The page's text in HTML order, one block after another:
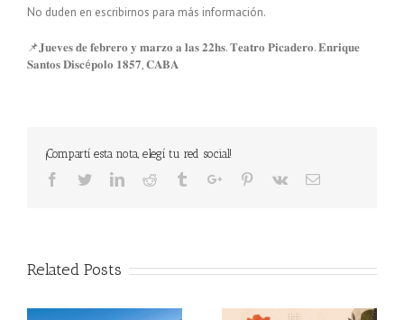
No duden en escribirnos para más información.
📌𝐉𝐮𝐞𝐯𝐞𝐬 𝐝𝐞 𝐟𝐞𝐛𝐫𝐞𝐫𝐨 𝐲 𝐦𝐚𝐫𝐳𝐨 𝐚 𝐥𝐚𝐬 𝟐𝟐𝐡𝐬. 𝐓𝐞𝐚𝐭𝐫𝐨 𝐏𝐢𝐜𝐚𝐝𝐞𝐫𝐨. 𝐄𝐧𝐫𝐢𝐪𝐮𝐞
𝐒𝐚𝐧𝐭𝐨𝐬 𝐃𝐢𝐬𝐜é𝐩𝐨𝐥𝐨 𝟏𝟖𝟓𝟕, 𝐂𝐀𝐁𝐀
¡Compartí esta nota, elegí tu red social!
Facebook
TwitterLinkedinReddit TumblrGoogle+Pinterest
Vk Email
Related Posts